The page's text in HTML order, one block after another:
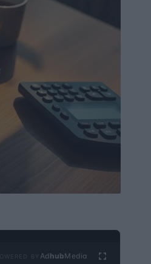
Ad hubMedia